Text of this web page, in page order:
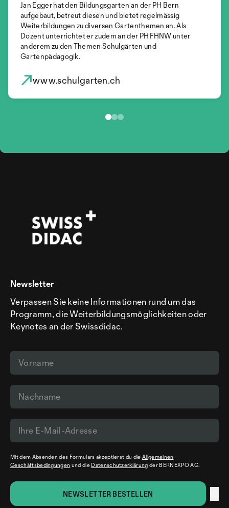
Jan Egger hat den Bildungsgarten an der PH Bern
aufgebaut, betreut diesen und bietet regelmässig
Weiterbildungen zu diversen Gartenthemen an. Als
Dozent unterrichtet er zudem an der PH FHNW unter
anderem zu den Themen Schulgärten und
Gartenpädagogik.
www.schulgarten.ch
MariAnne Widmer
Projektleitung Bildung Stiftsgarten
MariAnne Widmer gestaltet lebendige Bildungsprojekte
bei der Oekonomisch Gemeinnützigen Gesellschaft Bern
(OGG Bern) sowie Netpathie
Steven Rosa
Wissenschaftlicher Mitarbeiter „Bern ist Bio“
Projekts „Berner Bio-Offensive 2025“
Newsletter
Verpassen Sie keine Informationen rund um das
Programm, die Weiterbildungsmöglichkeiten oder
Keynotes an der Swissdidac.
Mit dem Absenden des Formulars akzeptierst du dieAllgemeinen
Geschäftsbedingungen und die Datenschutzerklärung der BERNEXPO AG.